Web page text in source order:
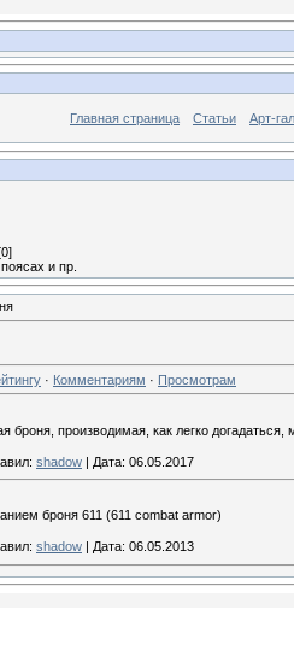
Главная страница Статьи Арт-
и пр.
· Комментариям · Просмотрам
броня, производимая, как легко
shadow | Дата: 06.05.2017
броня 611 (611 combat armor)
shadow Дата: 06.05.2013